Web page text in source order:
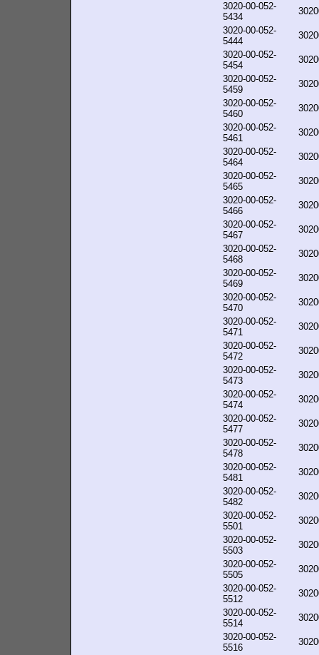
3020-00-052-
5434
3020-00-052-
5444
3020-00-052-
5454
3020-00-052-
5459
3020-00-052-
5460
3020-00-052-
5461
3020-00-052-
5464
3020-00-052-
5465
3020-00-052-
5466
3020-00-052-
5467
3020-00-052-
5468
3020-00-052-
5469
3020-00-052-
5470
3020-00-052-
5471
3020-00-052-
5472
3020-00-052-
5473
3020-00-052-
5474
3020-00-052-
5477
3020-00-052-
5478
3020-00-052-
5481
3020-00-052-
5482
3020-00-052-
5501
3020-00-052-
5503
3020-00-052-
5505
3020-00-052-
5512
3020-00-052-
5514
3020-00-052-
5516